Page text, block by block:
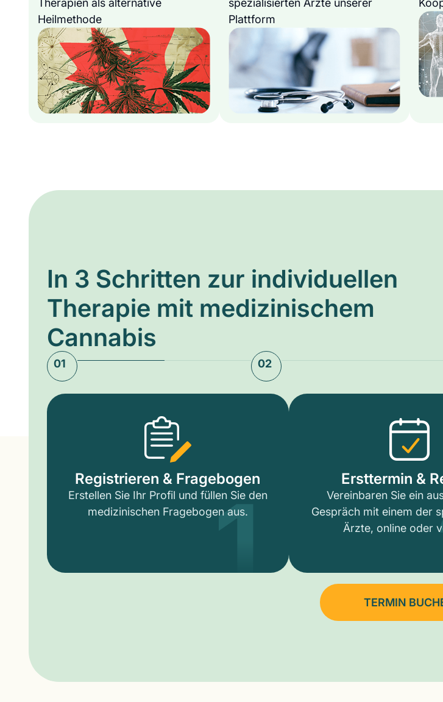
Heilmethode
Plattform
In 3 Schritten zur individuellen
Therapie mit medizinischem
Cannabis
01 02
Registrieren & Fragebogen
Erstellen Sie Ihr Profil und füllen Sie den
medizinischen Fragebogen aus.
1 Ersttermin &
Vereinbaren Sie ein
Gespräch mit einem der
Ärzte, online oder
TERMIN